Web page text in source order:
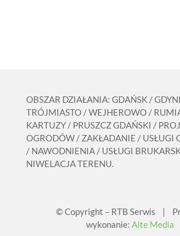
OBSZAR DZIAŁANIA: GDAŃSK /
TRÓJMIASTO / WEJHEROWO /
KARTUZY / PRUSZCZ GDAŃSKI /
OGRODÓW / ZAKŁADANIE / USŁUGI
/ NAWODNIENIA / USŁUGI
NIWELACJA TERENU.
© Copyright – RTB Serwis |
wykonanie:Alte Media